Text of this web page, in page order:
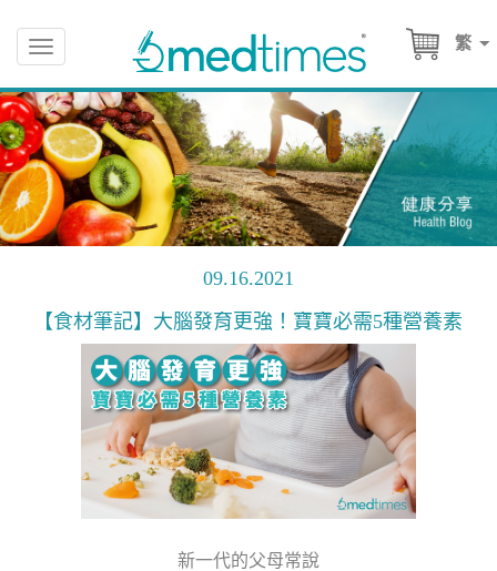
繁
Toggle
navigation
09.16.2021
【食材筆記】大腦發育更強！寶寶必需5種營養素
新一代的父母常說